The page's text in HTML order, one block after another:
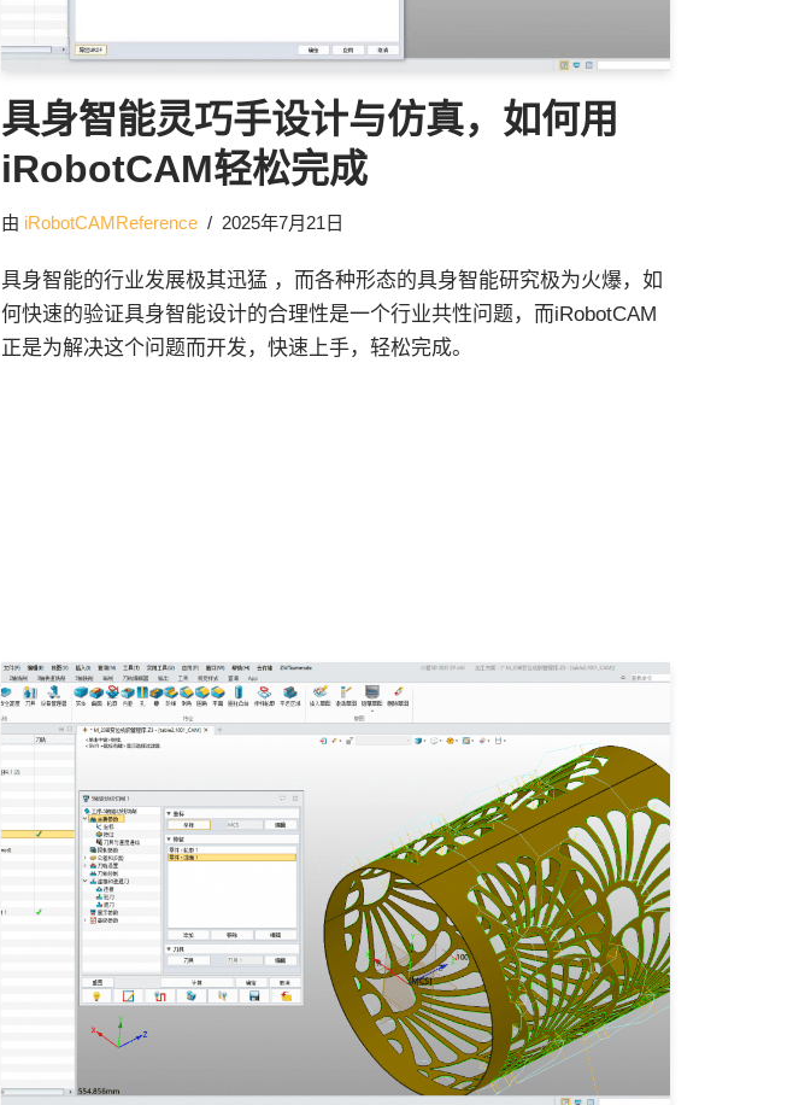
具身智能灵巧手设计与仿真，如何用
iRobotCAM轻松完成
由 iRobotCAMReference 2025年7月21日
具身智能的行业发展极其迅猛 ，而各种形态的具身智能研究极为火爆，如
何快速的验证具身智能设计的合理性是一个行业共性问题，而iRobotCAM
正是为解决这个问题而开发，快速上手，轻松完成。